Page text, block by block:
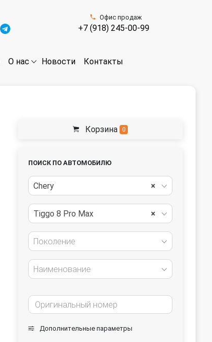
Офис продаж
+7 (918) 245-00-99
О нас Новости Контакты
Корзина 0
ПОИСК ПО АВТОМОБИЛЮ
×
Chery
×
Tiggo 8 Pro Max
Поколение
Наименование
Дополнительные параметры